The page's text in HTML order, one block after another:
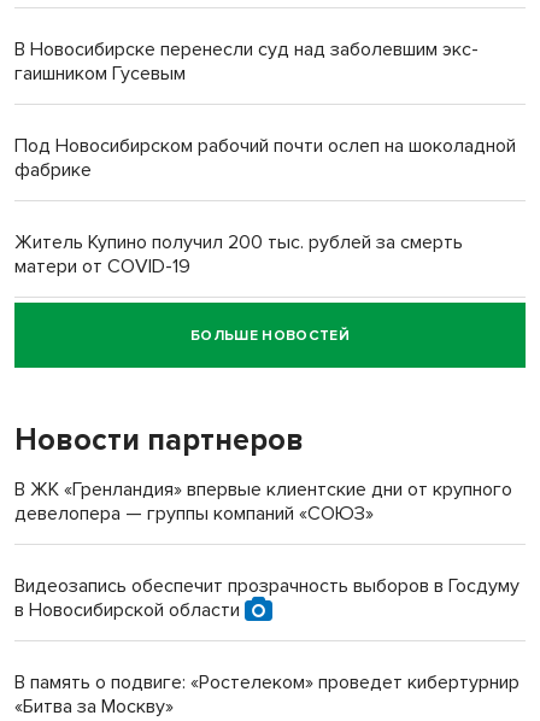
В Новосибирске перенесли суд над заболевшим экс-
гаишником Гусевым
Под Новосибирском рабочий почти ослеп на шоколадной
фабрике
Житель Купино получил 200 тыс. рублей за смерть
матери от COVID-19
Новосибирский суд наказал водителя за смерть
пенсионерки на вокзале
«Мы живём на пастбище!»: в новосибирском селе лошади
терроризируют жителей
Новосибирский преподаватель с женой вошли в топ-16
БОЛЬШЕ НОВОСТЕЙ
Новости партнеров
В ЖК «Гренландия» впервые клиентские дни от крупного
девелопера — группы компаний «СОЮЗ»
Видеозапись обеспечит прозрачность выборов в Госдуму
в Новосибирской области
В память о подвиге: «Ростелеком» проведет кибертурнир
«Битва за Москву»